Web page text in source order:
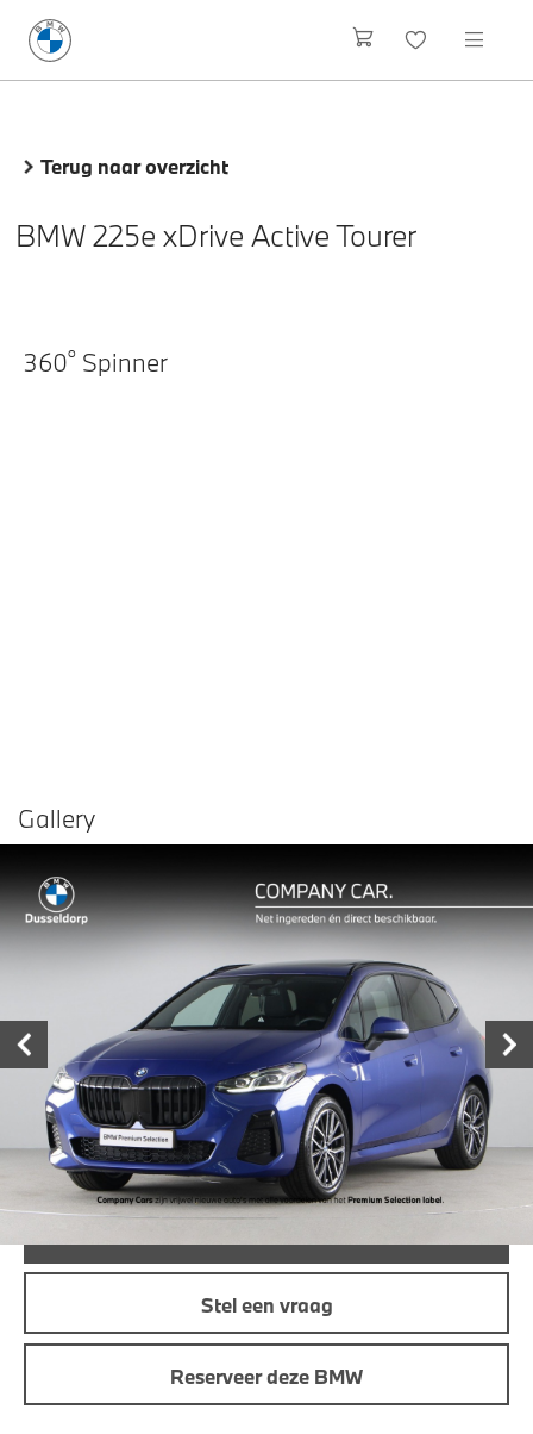
Terug naar overzicht
BMW 225e xDrive Active Tourer
360o Spinner
Delen Contact dealer
Prijs € 52.950,-
Maandprijs € 568,26
Offerte aanvraag
Stel een vraag
Reserveer deze BMW
Gallery